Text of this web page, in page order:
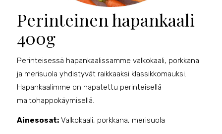
Perinteinen hapankaali
400g
Perinteisessä hapankaalissamme valkokaali, porkkana
ja merisuola yhdistyvät raikkaaksi klassikkomauksi.
Hapankaalimme on hapatettu perinteisellä
maitohappokäymisellä.
Ainesosat:Valkokaali, porkkana, merisuola